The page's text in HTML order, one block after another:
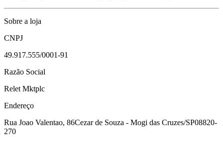
Sobre a loja
CNPJ
49.917.555/0001-91
Razão Social
Relet Mktplc
Endereço
Rua Joao Valentao, 86Cezar de Souza - Mogi das Cruzes/SP08820-
270